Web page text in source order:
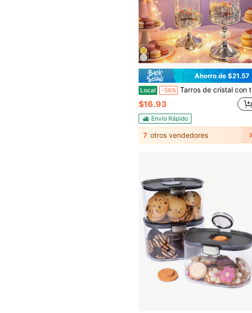
Ahorro de $21.57
Local -56% Tarros de cristal con tapa, juego de 2 (uno grande y uno pequeño), tarros de cristal tipo boticario para dulces y aperitivos - Perfectos para la cocina, bodas, decoración dorada del hogar, vitrinas y decoración del hogar.
$16.93
Envío Rápido
7 otros vendedores